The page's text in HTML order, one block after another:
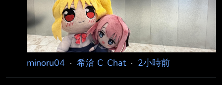
神合體 影山長老當然固定的HEATS、FIRE
WARS，還有果醬三人組的新蓋特，還翻唱G鋼
彈的Fly in the s
minoru04 · 希洽 C_Chat· 2小時前